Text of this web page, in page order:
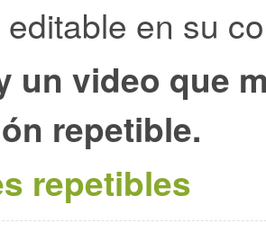
en su
un video que
repetible.
repetibles